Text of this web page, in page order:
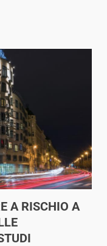
A RISCHIO A